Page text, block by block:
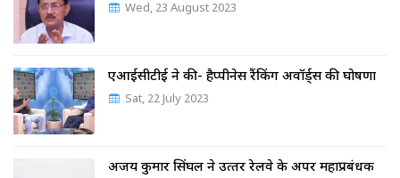
Wed, 23 August 2023
एआईसीटीई ने की- हैप्पीनेस रैंकिंग अवॉर्ड्स की घोषणा
Sat, 22 July 2023
अजय कुमार सिंघल ने उत्‍तर रेलवे के अपर महाप्रबंधक